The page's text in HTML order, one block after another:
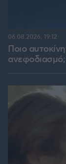
Ποιο
ανεφοδιασμό;
06.08.2026, 19:12